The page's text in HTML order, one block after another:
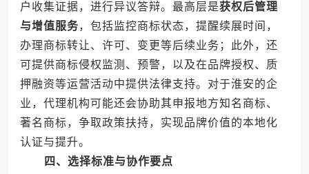
户收集证据，进行异议答辩。最高层是获权后管理
与增值服务，包括监控商标状态，提醒续展时间，
办理商标转让、许可、变更等后续业务；此外，还
可提供商标侵权监测、预警，以及在品牌授权、质
押融资等运营活动中提供法律支持。对于淮安的企
业，代理机构可能还会协助其申报地方知名商标、
著名商标，争取政策扶持，实现品牌价值的本地化
认证与提升。
四、选择标准与协作要点